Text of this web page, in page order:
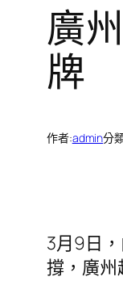
廣
牌
作者:admin分
3月9日
撐，廣州